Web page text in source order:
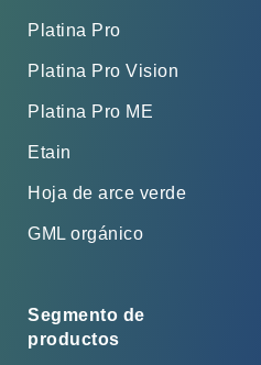
Platina Pro
Platina Pro Vision
Platina Pro ME
Etain
Hoja de arce verde
GML orgánico
Segmento de
productos